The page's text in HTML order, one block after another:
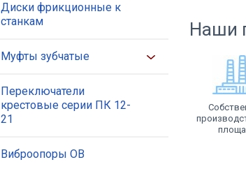
Диски фрикционные к
станкам
Муфты зубчатые
Переключатели
крестовые серии ПК 12-
21
Виброопоры ОВ
Наши